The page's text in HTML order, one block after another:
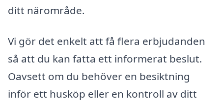
ditt närområde.
Vi gör det enkelt att få flera erbjudanden
så att du kan fatta ett informerat beslut.
Oavsett om du behöver en besiktning
inför ett husköp eller en kontroll av ditt